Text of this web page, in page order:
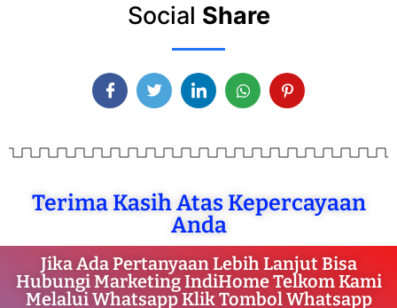
Social Share
Terima Kasih Atas Kepercayaan
Anda
Jika Ada Pertanyaan Lebih Lanjut Bisa
Hubungi Marketing IndiHome Telkom Kami
Melalui Whatsapp Klik Tombol Whatsapp